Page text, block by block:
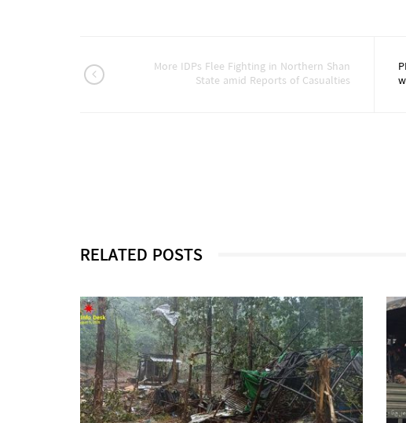
More IDPs Flee Fighting in Northern Shan
State amid Reports of Casualties
RELATED POSTS